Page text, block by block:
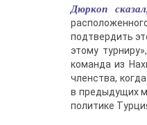
Дюркоп
подтвердить
этому
команда из
членства,
в предыдущих
политике